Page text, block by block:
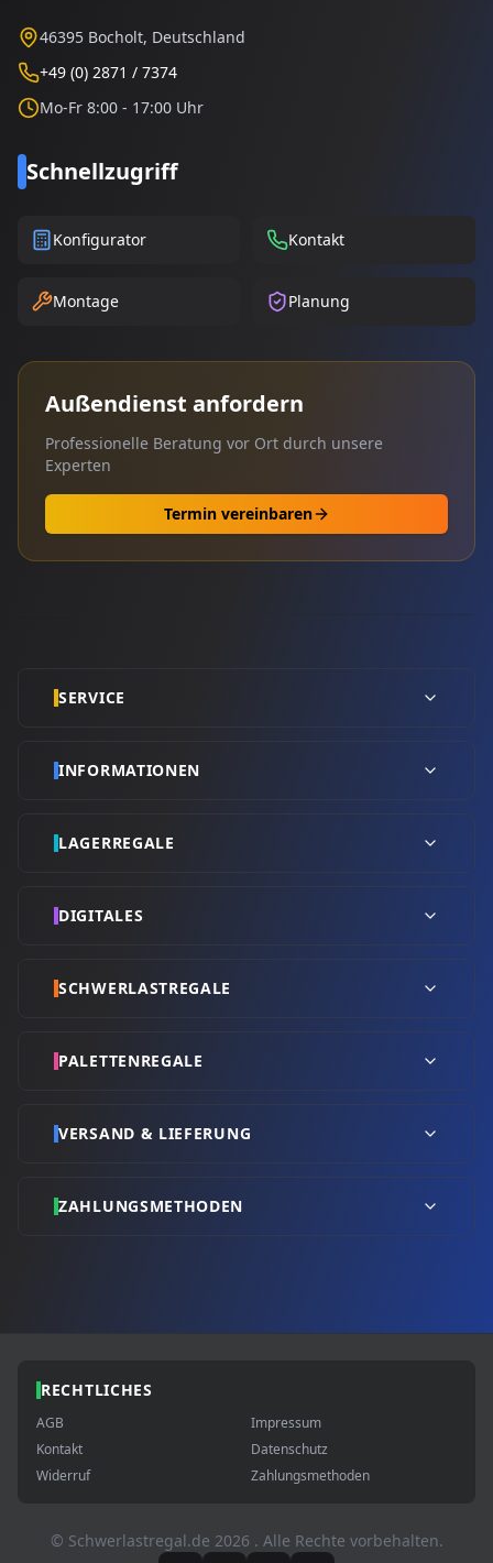
46395 Bocholt, Deutschland
+49 (0) 2871 / 7374
Mo-Fr 8:00 - 17:00 Uhr
Schnellzugriff
Konfigurator Kontakt
Montage Planung
Außendienst anfordern
Professionelle Beratung vor Ort durch unsere
Experten
Termin vereinbaren
SERVICE
INFORMATIONEN
LAGERREGALE
DIGITALES
SCHWERLASTREGALE
PALETTENREGALE
VERSAND & LIEFERUNG
ZAHLUNGSMETHODEN
RECHTLICHES
AGB
Impressum
Kontakt
Datenschutz
Widerruf
Zahlungsmethoden
© Schwerlastregal.de 2026 . Alle Rechte vorbehalten.